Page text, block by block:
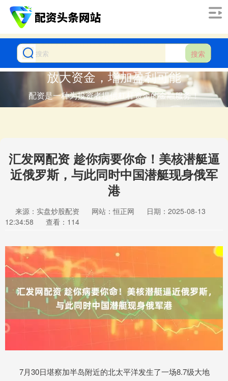
搜索
放大资金，增加盈利可能
配资是一种为投资者提供杠杆资金的金融服务！
汇发网配资 趁你病要你命！美核潜艇逼
近俄罗斯，与此同时中国潜艇现身俄军
港
来源：实盘炒股配资 网站：恒正网
日期：2025-08-13
12:34:58
查看：114
7月30日堪察加半岛附近的北太平洋发生了一场8.7级大地